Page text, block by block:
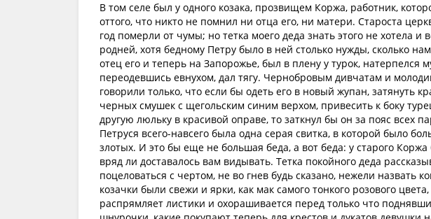
В том селе был у одного козака, прозвищем Коржа, работник,
оттого, что никто не помнил ни отца его, ни матери. Староста
год померли от чумы; но тетка моего деда знать этого не хотела и
родней, хотя бедному Петру было в ней столько нужды, сколько
отец его и теперь на Запорожье, был в плену у турок, натерпелся
переодевшись евнухом, дал тягу. Чернобровым дивчатам и
говорили только, что если бы одеть его в новый жупан, затянуть
черных смушек с щегольским синим верхом, привесить к боку
другую люльку в красивой оправе, то заткнул бы он за пояс всех
Петруся всего-навсего была одна серая свитка, в которой было
злотых. И это бы еще не большая беда, а вот беда: у старого
вряд ли доставалось вам видывать. Тетка покойного деда
поцеловаться с чертом, не во гнев будь сказано, нежели назвать
козачки были свежи и ярки, как мак самого тонкого розового
распрямляет листики и охорашивается перед только что